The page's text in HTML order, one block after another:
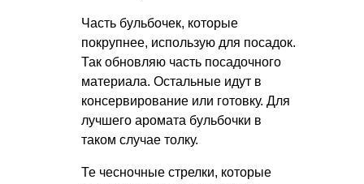
Часть бульбочек, которые
покрупнее, использую для посадок.
Так обновляю часть посадочного
материала. Остальные идут в
консервирование или готовку. Для
лучшего аромата бульбочки в
таком случае толку.
Те чесночные стрелки, которые